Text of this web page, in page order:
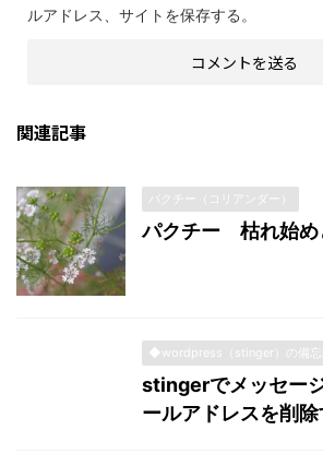
ルアドレス、サイトを保存する。
関連記事
パクチー（コリアンダー）
パクチー 枯れ始め
◆wordpress（stinger）の備忘
stingerでメッセー
ールアドレスを削